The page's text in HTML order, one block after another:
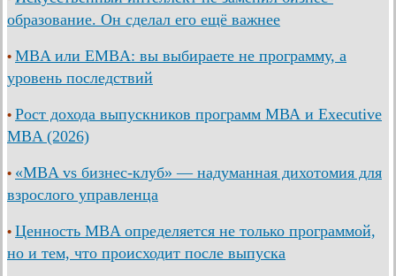
образование. Он сделал его ещё важнее
• MBA или EMBA: вы выбираете не программу, а
уровень последствий
• Рост дохода выпускников программ МВА и Executive
MBA (2026)
• «MBA vs бизнес-клуб» — надуманная дихотомия для
взрослого управленца
• Ценность MBA определяется не только программой,
но и тем, что происходит после выпуска